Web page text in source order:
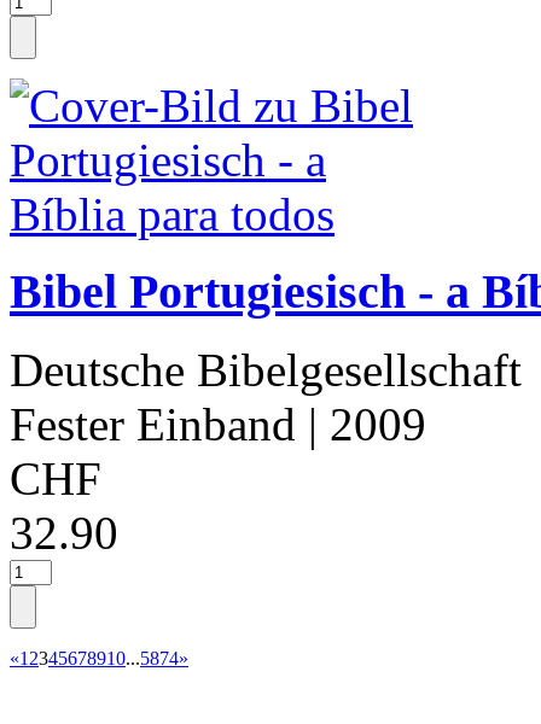
Bibel Portugiesisch - a
Deutsche Bibelgesellschaft
Fester Einband | 2009
CHF
32.90
«1 2345678910...5874»